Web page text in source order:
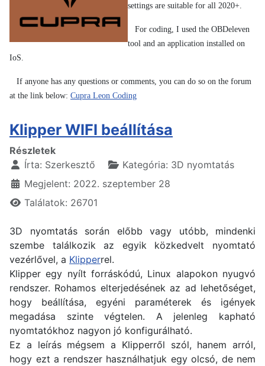
settings are suitable for all 2020+.
For coding, I used the OBDeleven
tool and an application installed on
IoS.
If anyone has any questions or comments, you can do so on the forum
at the link below: Cupra Leon Coding
Klipper WIFI beállítása
Részletek
Írta: Szerkesztő Kategória: 3D nyomtatás
Megjelent: 2022. szeptember 28
Találatok: 26701
3D nyomtatás során előbb vagy utóbb, mindenki
szembe találkozik az egyik közkedvelt nyomtató
vezérlővel, a Klipperrel.
Klipper egy nyílt forráskódú, Linux alapokon nyugvó
rendszer. Rohamos elterjedésének az ad lehetőséget,
hogy beállítása, egyéni paraméterek és igények
megadása szinte végtelen. A jelenleg kapható
nyomtatókhoz nagyon jó konfigurálható.
Ez a leírás mégsem a Klipperről szól, hanem arról,
hogy ezt a rendszer használhatjuk egy olcsó, de nem